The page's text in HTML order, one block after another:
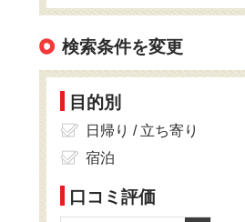
検索条件を変更
目的別
日帰り / 立ち寄り
宿泊
口コミ評価